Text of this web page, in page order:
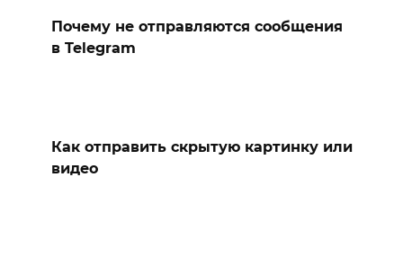
Почему не отправляются сообщения
в Telegram
Как отправить скрытую картинку или
видео